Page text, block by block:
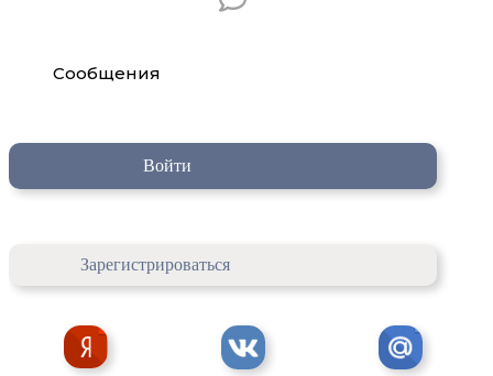
Сообщения
Войти
Зарегистрироваться